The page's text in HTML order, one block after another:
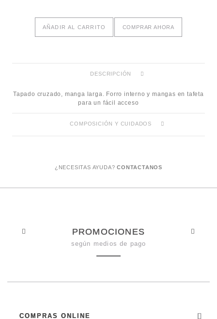
AÑADIR AL CARRITO COMPRAR AHORA
DESCRIPCIÓN
Tapado cruzado, manga larga. Forro interno y mangas en tafeta
para un fácil acceso
COMPOSICIÓN Y CUIDADOS
¿NECESITAS AYUDA?CONTACTANOS
PROMOCIONES
según medios de pago
COMPRAS ONLINE